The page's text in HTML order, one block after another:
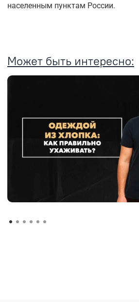
населенным пунктам России.
Может быть интересно: